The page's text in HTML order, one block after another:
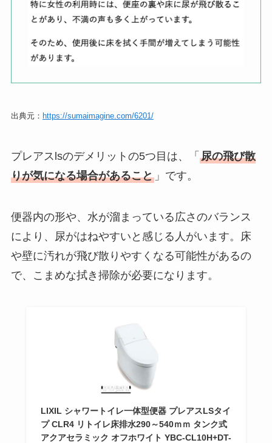
出典元： https://sumaimagine.com/6201/
プレアスlsのデメリットの5つ目は、「 尿の飛び散
りが気になる場合があること」です。
便器内の形や、水が溜まっている広さのバランス
により、尿がはねやすいと感じる人がいます。床
や壁に汚れが飛び散りやすくなる可能性があるの
で、こまめな拭き掃除が必要になります。
LIXIL シャワートイレ一体型便器 プレアスLSタイ
プ CLR4 リトイレ床排水290～540ｍｍ タンク式
アクアセラミック オフホワイト YBC-CL10H+DT-